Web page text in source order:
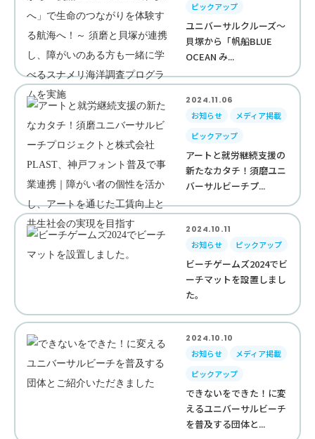
ピックアップ
ユニバーサルクルーズ～
貝塚から「帆船BLUE
OCEAN み...
2024.11.06
お知らせ
メディア掲載
ピックアップ
アートと就労継続支援の
新たなカタチ！須磨ユニ
バーサルビーチプ...
2024.10.11
お知らせ
ピックアップ
ビーチゲームズ2024でビ
ーチマットを設置しまし
た。
2024.10.10
お知らせ
メディア掲載
ピックアップ
できないをできた！に変
えるユニバーサルビーチ
を普及する団体と...